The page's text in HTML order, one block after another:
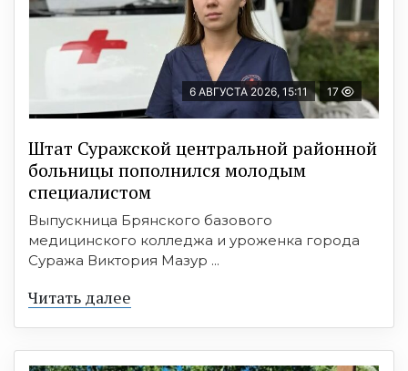
6 АВГУСТА 2026, 15:11 17
Штат Суражской центральной районной
больницы пополнился молодым
специалистом
Выпускница Брянского базового
медицинского колледжа и уроженка города
Суража Виктория Мазур ...
Читать далее